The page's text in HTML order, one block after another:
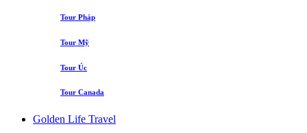
Tour Pháp
Tour Mỹ
Tour Úc
Tour Canada
Golden Life Travel